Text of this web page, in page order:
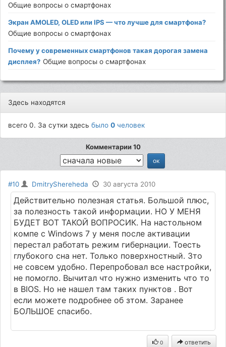
Общие вопросы о смартфонах
Экран AMOLED, OLED или IPS — что лучше для смартфона?
Общие вопросы о смартфонах
Почему у современных смартфонов такая дорогая замена
дисплея? Общие вопросы о смартфонах
Здесь находятся
всего 0. За сутки здесьбыло0 человек
Комментарии 10
#10 DmitryShereheda 30 августа 2010
Действительно полезная статья. Большой плюс,
за полезность такой информации. НО У МЕНЯ
БУДЕТ ВОТ ТАКОЙ ВОПРОСИК. На настольном
компе с Windows 7 у меня после активации
перестал работать режим гибернации. Тоесть
глубокого сна нет. Только поверхностный. Зто
не совсем удобно. Перепробовал все настройки,
не помогло. Вычитал что нужно изменить что то
в BIOS. Но не нашел там таких пунктов . Вот
если можете подробнее об зтом. Заранее
БОЛЬШОЕ спасибо.
0 ответить